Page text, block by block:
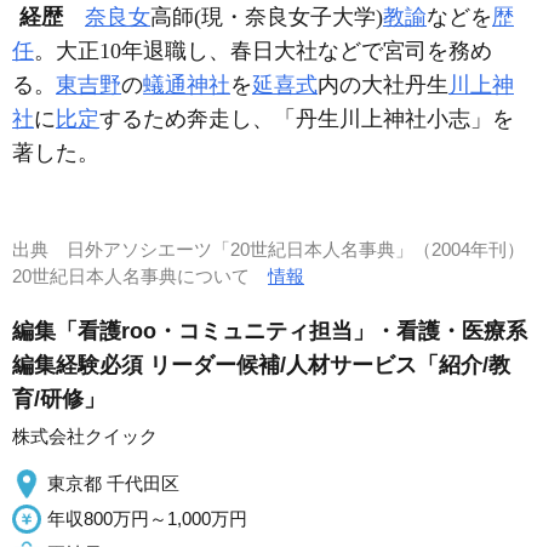
経歴
奈良女高師(現・奈良女子大学)教諭などを歴
任。大正10年退職し、春日大社などで宮司を務め
る。 東吉野の蟻通神社を延喜式内の大社丹生 川上神
社に 比定するため奔走し、「丹生川上神社小志」を
著した。
出典
日外アソシエーツ「20世紀日本人名事典」（2004年刊）
20世紀日本人名事典について情報
編集「看護roo・コミュニティ担当」・看護・医療系
編集経験必須 リーダー候補/人材サービス「紹介/教
育/研修」
株式会社クイック
東京都 千代田区
年収800万円～1,000万円